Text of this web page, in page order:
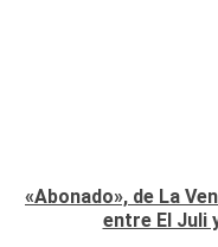
«Abonado», de La
entre El Juli